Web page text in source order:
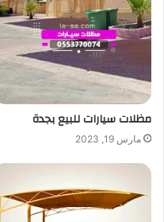
مظلات سيارات للبيع بجدة
مارس 19, 2023